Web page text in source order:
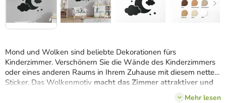
Mond und Wolken sind beliebte Dekorationen fürs
Kinderzimmer. Verschönern Sie die Wände des Kinderzimmers
oder eines anderen Raums in Ihrem Zuhause mit diesem netten
Sticker. Das Wolkenmotiv macht das Zimmer attraktiver und
verleiht ihm eine liebevolle, ungezwungene Atmosphäre.
Mehr lesen